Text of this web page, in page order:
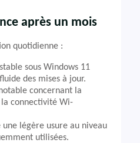
après un mois
quotidienne :
sous Windows 11
des mises à jour.
concernant la
la connectivité Wi-
légère usure au niveau
utilisées.